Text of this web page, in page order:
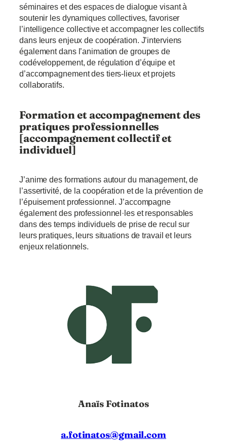
séminaires et des espaces de dialogue visant à
soutenir les dynamiques collectives, favoriser
l’intelligence collective et accompagner les collectifs
dans leurs enjeux de coopération. J’interviens
également dans l’animation de groupes de
codéveloppement, de régulation d’équipe et
d’accompagnement des tiers-lieux et projets
collaboratifs.
Formation et accompagnement des
pratiques professionnelles
[accompagnement collectif et
individuel]
J’anime des formations autour du management, de
l’assertivité, de la coopération et de la prévention de
l’épuisement professionnel. J’accompagne
également des professionnel·les et responsables
dans des temps individuels de prise de recul sur
leurs pratiques, leurs situations de travail et leurs
enjeux relationnels.
Anaïs Fotinatos
a.fotinatos@gmail.com